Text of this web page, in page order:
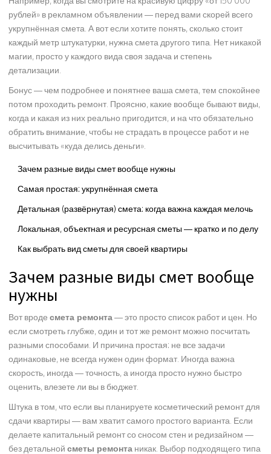
рублей» в рекламном объявлении — перед вами скорей всего
укрупнённая смета. А вот если хотите понять, сколько стоит
каждый метр штукатурки, нужна смета другого типа. Нет никакой
магии, просто у каждого вида своя задача и степень
детализации.
Бонус — чем подробнее и понятнее ваша смета, тем спокойнее
потом проходить ремонт. Проясню, какие вообще бывают виды,
когда и какая из них реально пригодится, и на что обязательно
обратить внимание, чтобы не страдать в процессе работ и не
высчитывать «куда делись деньги».
Зачем разные виды смет вообще нужны
Самая простая: укрупнённая смета
Детальная (развёрнутая) смета: когда важна каждая мелочь
Локальная, объектная и ресурсная сметы — кратко и по делу
Как выбрать вид сметы для своей квартиры
Зачем разные виды смет вообще
нужны
Вот вроде смета ремонта— это просто список работ и цен. Но
если смотреть глубже, один и тот же ремонт можно посчитать
разными способами. И причина простая: не все задачи
одинаковые, не всегда нужен один формат. Иногда важна
скорость, иногда — точность, а иногда просто нужно быстро
оценить, влезете ли вы в бюджет.
Штука в том, что если вы планируете косметический ремонт для
сдачи квартиры — вам хватит самого простого варианта. Если
делаете капитальный ремонт со сносом стен и редизайном —
без детальной сметы ремонта никак. Выбор подходящего типа